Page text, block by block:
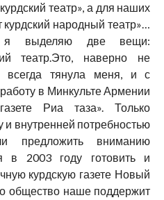
театр», а для наших
народный театр»…
я выделяю две вещи:
театр.Это, наверно не
всегда тянула меня, и с
в Минкульте Армении
Риа таза». Только
и внутренней потребностью
предложить вниманию
в 2003 году готовить и
курдскую газете Новый
общество наше поддержит